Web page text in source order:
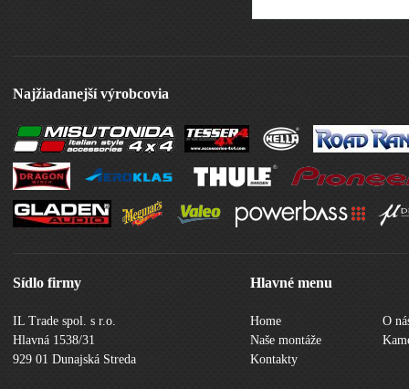
Najžiadanejší výrobcovia
Sídlo firmy
IL Trade spol. s r.o.
Hlavná 1538/31
929 01 Dunajská Streda
Hlavné menu
Home
O
Naše montáže
Kontakty